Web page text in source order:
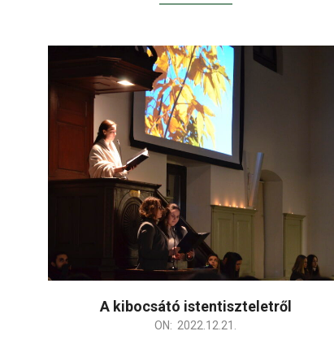
A kibocsátó istentiszteletről
ON: 2022.12.21.